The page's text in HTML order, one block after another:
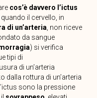
cos’è davvero l’ictus
il cervello, in
di un’arteria , non riceve
da sangue
) si verifica
tipi di
di un’arteria
dalla rottura di un’arteria
sono la pressione